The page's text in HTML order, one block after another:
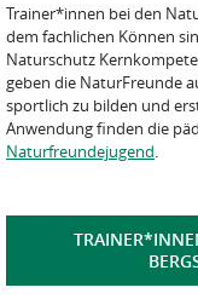
Trainer*innen bei den
dem fachlichen Können
Naturschutz
geben die NaturFreunde
sportlich zu bilden und
Anwendung finden die
Naturfreundejugend.